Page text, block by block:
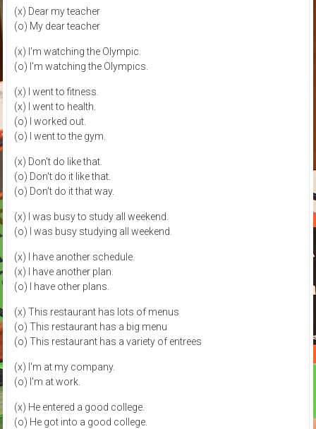
(x) Dear my teacher
(o) My dear teacher
(x) I'm watching the Olympic.
(o) I'm watching the Olympics.
(x) I went to fitness.
(x) I went to health.
(o) I worked out.
(o) I went to the gym.
(x) Don't do like that.
(o) Don't do it like that.
(o) Don't do it that way.
(x) I was busy to study all weekend.
(o) I was busy studying all weekend.
(x) I have another schedule.
(x) I have another plan.
(o) I have other plans.
(x) This restaurant has lots of menus
(o) This restaurant has a big menu
(o) This restaurant has a variety of entrees
(x) I'm at my company.
(o) I'm at work.
(x) He entered a good college.
(o) He got into a good college.